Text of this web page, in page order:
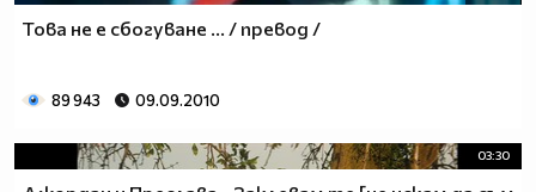
Това не е сбогуване ... / превод /
89 943 09.09.2010
03:30